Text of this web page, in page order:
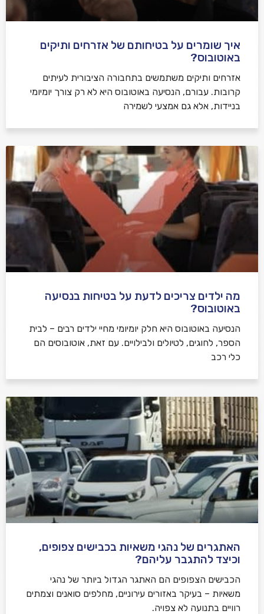
איך שומרים על בטיחותם של אזרחים ותיקים
באוטובוס?
אזרחים ותיקים משתמשים בתחבורה הציבורית לעיתים
קרובות. עבורם, הנסיעה באוטובוס היא לא רק צורך יומיומי
בניידות, אלא גם אמצעי לשמירה
מה ילדים צריכים לדעת על בטיחות בנסיעה
באוטובוס?
הנסיעה באוטובוס היא חלק יומיומי מחיי ילדים רבים – לבית
הספר, לחוגים, לטיולים ולבילויים. עם זאת, אוטובוסים הם
כלי רכב
האתגרים של נהגי משאיות בכבישים צפופים,
וכיצד להתגבר עליהם?
הכבישים הצפופים הם האתגר הגדול ביותר של נהגי
משאיות – בעיקר באזורים עירוניים, מחלפים סואנים וצמתים
רוויים בתנועה לא צפויה.